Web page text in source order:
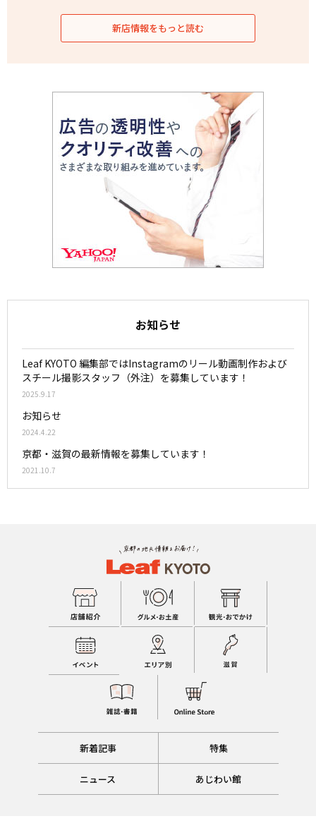
新店情報をもっと読む
お知らせ
Leaf KYOTO 編集部ではInstagramのリール動画制作および
スチール撮影スタッフ（外注）を募集しています！
2025.9.17
お知らせ
2024.4.22
京都・滋賀の最新情報を募集しています！
2021.10.7
新着記事 特集
ニュース あじわい館